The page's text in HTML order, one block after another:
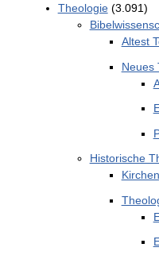
Theologie(3.091)
Altest
Neues
Historische